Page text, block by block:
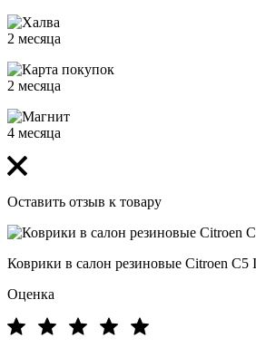
2 месяца
2 месяца
4 месяца
Оставить отзыв к товару
Коврики в салон резиновые Citroen C5
Оценка